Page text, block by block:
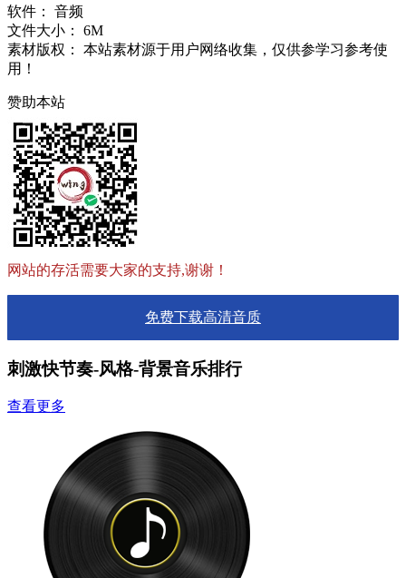
软件：
音频
文件大小：
6M
素材版权：
本站素材源于用户网络收集，仅供参学习参考使
用！
赞助本站
网站的存活需要大家的支持,谢谢！
免费下载高清音质
刺激快节奏-风格-背景音乐排行
查看更多